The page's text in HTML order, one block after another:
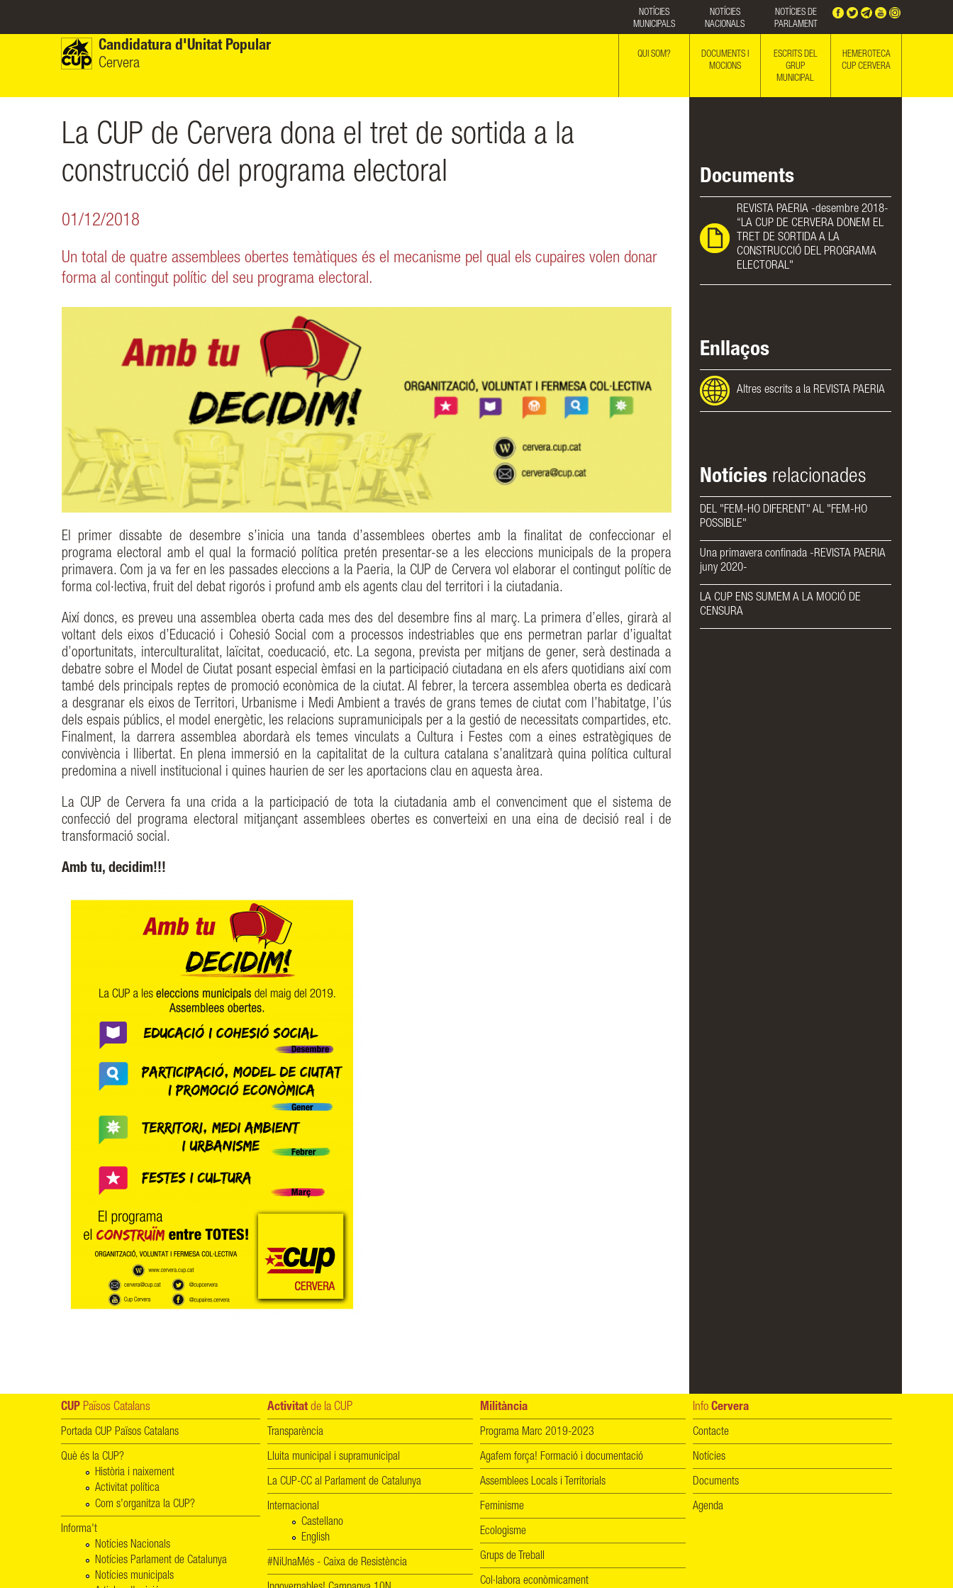
NOTÍCIES
MUNICIPALS
NOTÍCIES
NACIONALS
NOTÍCIES DE
PARLAMENT
Candidatura d'Unitat Popular
Cervera
QUI SOM?
DOCUMENTS I
MOCIONS
ESCRITS DEL
GRUP
MUNICIPAL
HEMEROTECA
CUP CERVERA
La CUP de Cervera dona el tret de sortida a la
construcció del programa electoral
01/12/2018
Un total de quatre assemblees obertes temàtiques és el mecanisme pel qual els cupaires volen donar
forma al contingut polític del seu programa electoral.
El primer dissabte de desembre s’inicia una tanda d’assemblees obertes amb la finalitat de confeccionar el
programa electoral amb el qual la formació política pretén presentar-se a les eleccions municipals de la propera
primavera. Com ja va fer en les passades eleccions a la Paeria, la CUP de Cervera vol elaborar el contingut polític de
forma col·lectiva, fruit del debat rigorós i profund amb els agents clau del territori i la ciutadania.
Així doncs, es preveu una assemblea oberta cada mes des del desembre fins al març. La primera d’elles, girarà al
voltant dels eixos d’Educació i Cohesió Social com a processos indestriables que ens permetran parlar d’igualtat
d’oportunitats, interculturalitat, laïcitat, coeducació, etc. La segona, prevista per mitjans de gener, serà destinada a
debatre sobre el Model de Ciutat posant especial èmfasi en la participació ciutadana en els afers quotidians així com
també dels principals reptes de promoció econòmica de la ciutat. Al febrer, la tercera assemblea oberta es dedicarà
a desgranar els eixos de Territori, Urbanisme i Medi Ambient a través de grans temes de ciutat com l’habitatge, l’ús
dels espais públics, el model energètic, les relacions supramunicipals per a la gestió de necessitats compartides, etc.
Finalment, la darrera assemblea abordarà els temes vinculats a Cultura i Festes com a eines estratègiques de
convivència i llibertat. En plena immersió en la capitalitat de la cultura catalana s’analitzarà quina política cultural
predomina a nivell institucional i quines haurien de ser les aportacions clau en aquesta àrea.
La CUP de Cervera fa una crida a la participació de tota la ciutadania amb el convenciment que el sistema de
confecció del programa electoral mitjançant assemblees obertes es converteixi en una eina de decisió real i de
transformació social.
Amb tu, decidim!!!
Documents
REVISTA PAERIA -desembre 2018-
“LA CUP DE CERVERA DONEM EL
TRET DE SORTIDA A LA
CONSTRUCCIÓ DEL PROGRAMA
ELECTORAL"
Enllaços
Altres escrits a la REVISTA PAERIA
Notícies relacionades
DEL "FEM-HO DIFERENT" AL "FEM-HO
POSSIBLE"
Una primavera confinada -REVISTA PAERIA
juny 2020-
LA CUP ENS SUMEM A LA MOCIÓ DE
CENSURA
CUP Països Catalans
Portada CUP Països Catalans
Què és la CUP?
Història i naixement
Activitat política
Com s'organitza la CUP?
Informa't
Notícies Nacionals
Notícies Parlament de Catalunya
Notícies municipals
Activitat de la CUP
Transparència
Lluita municipal i supramunicipal
La CUP-CC al Parlament de Catalunya
Internacional
Castellano
English
#NiUnaMés - Caixa de Resistència
Militància
Programa Marc 2019-2023
Agafem força! Formació i documentació
Assemblees Locals i Territorials
Feminisme
Ecologisme
Grups de Treball
Col·labora econòmicament
Info Cervera
Contacte
Notícies
Documents
Agenda